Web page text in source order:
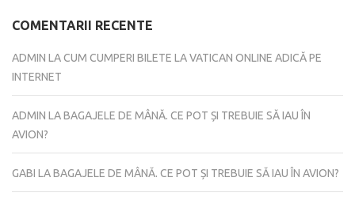
COMENTARII RECENTE
ADMIN LACUM CUMPERI BILETE LA VATICAN ONLINE ADICĂ PE
INTERNET
ADMIN LABAGAJELE DE MÂNĂ. CE POT ȘI TREBUIE SĂ IAU ÎN
AVION?
GABI LABAGAJELE DE MÂNĂ. CE POT ȘI TREBUIE SĂ IAU ÎN AVION?